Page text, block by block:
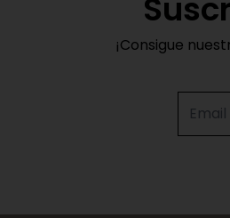
¡Consigue